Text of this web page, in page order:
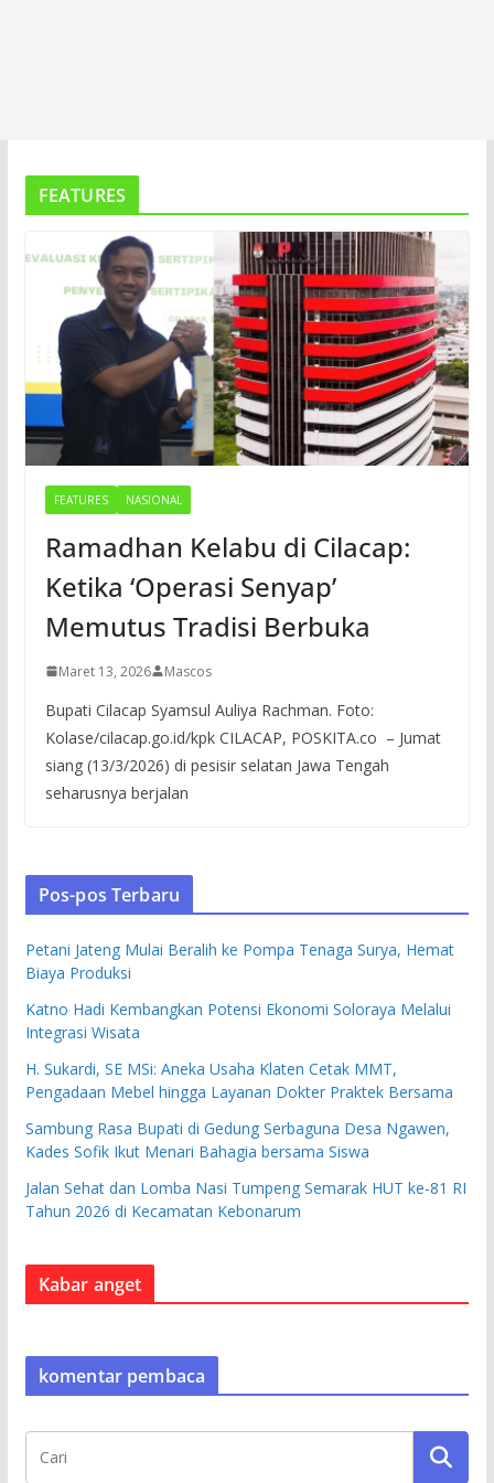
FEATURES
FEATURES NASIONAL
Ramadhan Kelabu di Cilacap:
Ketika ‘Operasi Senyap’
Memutus Tradisi Berbuka
Maret 13, 2026 Mascos
Bupati Cilacap Syamsul Auliya Rachman. Foto:
Kolase/cilacap.go.id/kpk CILACAP, POSKITA.co – Jumat
siang (13/3/2026) di pesisir selatan Jawa Tengah
seharusnya berjalan
Pos-pos Terbaru
Petani Jateng Mulai Beralih ke Pompa Tenaga Surya, Hemat
Biaya Produksi
Katno Hadi Kembangkan Potensi Ekonomi Soloraya Melalui
Integrasi Wisata
H. Sukardi, SE MSi: Aneka Usaha Klaten Cetak MMT,
Pengadaan Mebel hingga Layanan Dokter Praktek Bersama
Sambung Rasa Bupati di Gedung Serbaguna Desa Ngawen,
Kades Sofik Ikut Menari Bahagia bersama Siswa
Jalan Sehat dan Lomba Nasi Tumpeng Semarak HUT ke-81 RI
Tahun 2026 di Kecamatan Kebonarum
Kabar anget
komentar pembaca